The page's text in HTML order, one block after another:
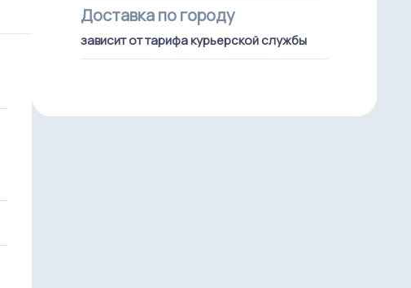
Доставка по городу
зависит от тарифа курьерской службы